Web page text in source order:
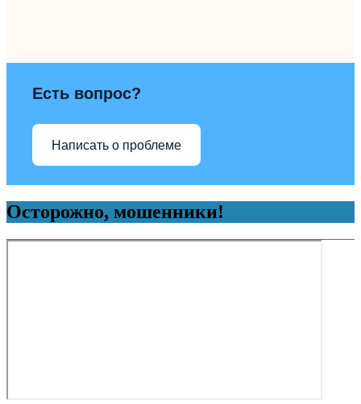
Есть вопрос?
Написать о проблеме
Осторожно, мошенники!